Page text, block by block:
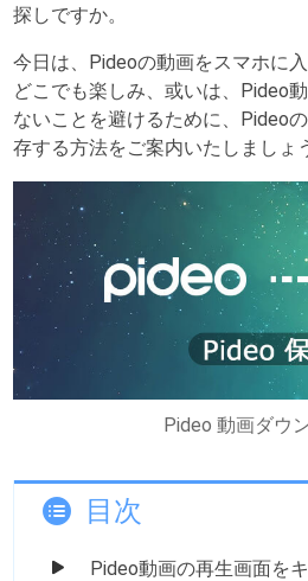
探しですか。
今日は、Pideoの動画をスマホに
どこでも楽しみ、或いは、Pideo
ないことを避けるために、Pideo
存する方法をご案内いたしましょ
Pideo 動画ダウ
目次
Pideo動画の再生画面を